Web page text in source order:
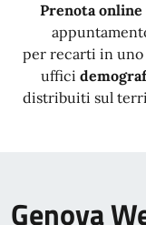
Prenota online
per recarti in uno
uffici
distribuiti sul
Genova